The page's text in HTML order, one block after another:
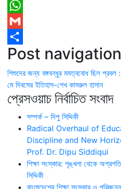
Messenger
WhatsApp
Gmail
Share
Post navigation
শিশুদের জন্য বঙ্গবন্ধুর মমত্ববোধ ছিল
মে দিবসের ইতিহাস-শেখ কামরুল হাসান
প্রেসওয়াচ নির্বাচিত সংবাদ
সম্পর্ক – দিপু সিদ্দিকী
Radical Overhaul of
Discipline and New
Prof. Dr. Dipu Siddiqui
শিক্ষা সংস্কার: শৃঙ্খলা থেকে
সিদ্দিকী